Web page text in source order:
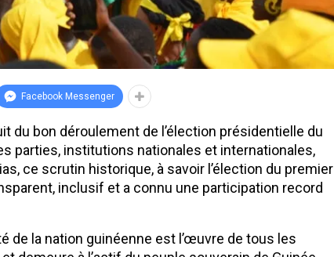
Facebook Messenger
bon déroulement de l’élection présidentielle du
parties, institutions nationales et internationales,
ce scrutin historique, à savoir l’élection du premier
inclusif et a connu une participation record
de la nation guinéenne est l’œuvre de tous les